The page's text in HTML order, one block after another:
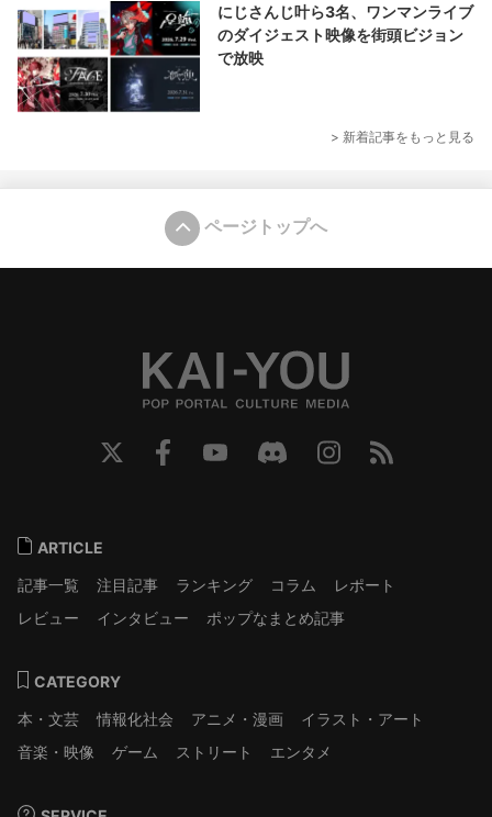
にじさんじ叶ら3名、ワンマンライブ
のダイジェスト映像を街頭ビジョン
で放映
> 新着記事をもっと見る
ページトップへ
ARTICLE
記事一覧
注目記事 ランキング コラム
レポート
レビュー
インタビュー ポップなまとめ記事
CATEGORY
本・文芸
情報化社会 アニメ・漫画
イラスト・アート
音楽・映像
ゲーム ストリート エンタメ